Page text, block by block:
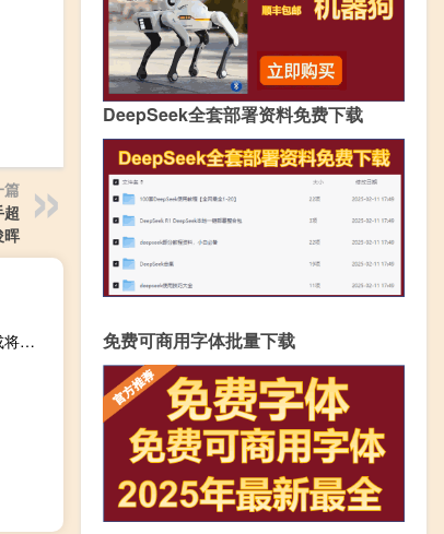
篇
晖
刘科：碳中和是房地产后下一个中国经济转型的重要领域 新能源或将挑大梁
DeepSeek全套部署资料免费下载
免费可商用字体批量下载